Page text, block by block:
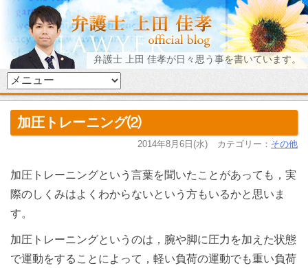
弁護士 上田 佳孝が日々思う事を書いています。
加圧トレーニング⑵
2014年8月6日(水) カテゴリー： その他
加圧トレーニングという言葉を聞いたことがあっても，実
際のしくみはよくわからないという方もいるかと思いま
す。
加圧トレーニングというのは，腕や脚に圧力を加えた状態
で運動をすることによって，軽い負荷の運動でも重い負荷